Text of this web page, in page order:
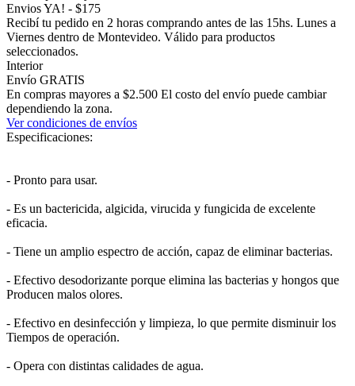
Envios YA! - $175
Recibí tu pedido en 2 horas comprando antes de las 15hs. Lunes a
Viernes dentro de Montevideo. Válido para productos
seleccionados.
Interior
Envío GRATIS
En compras mayores a $2.500 El costo del envío puede cambiar
dependiendo la zona.
Ver condiciones de envíos
Especificaciones:
- Pronto para usar.
- Es un bactericida, algicida, virucida y fungicida de excelente
eficacia.
- Tiene un amplio espectro de acción, capaz de eliminar bacterias.
- Efectivo desodorizante porque elimina las bacterias y hongos que
Producen malos olores.
- Efectivo en desinfección y limpieza, lo que permite disminuir los
Tiempos de operación.
- Opera con distintas calidades de agua.